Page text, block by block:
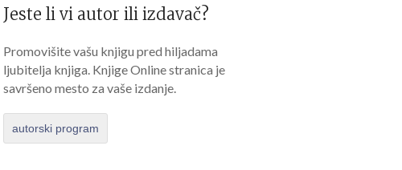
Jeste li vi autor ili izdavač?
Promovišite vašu knjigu pred hiljadama
ljubitelja knjiga. Knjige Online stranica je
savršeno mesto za vaše izdanje.
autorski program